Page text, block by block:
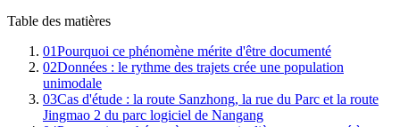
Table des matières
01Pourquoi ce phénomène mérite d'être documenté
02Données : le rythme des trajets crée une population
unimodale
03Cas d'étude : la route Sanzhong, la rue du Parc et la route
Jingmao 2 du parc logiciel de Nangang